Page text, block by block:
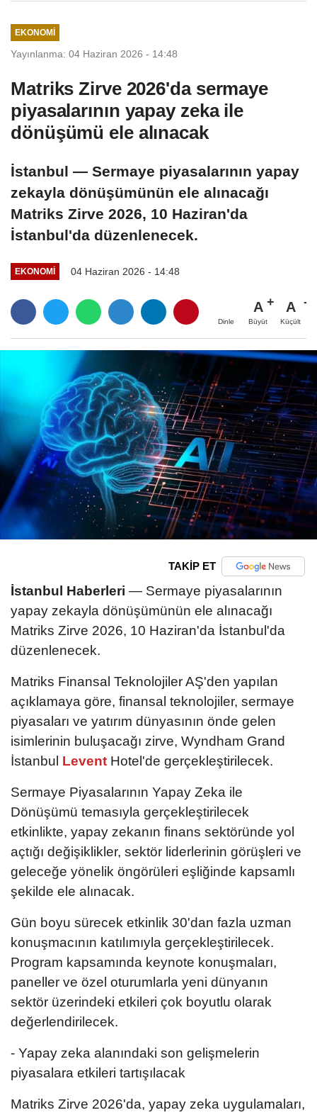
EKONOMI
Yayınlanma: 04 Haziran 2026 - 14:48
Matriks Zirve 2026'da sermaye
piyasalarının yapay zeka ile
dönüşümü ele alınacak
İstanbul — Sermaye piyasalarının yapay
zekayla dönüşümünün ele alınacağı
Matriks Zirve 2026, 10 Haziran'da
İstanbul'da düzenlenecek.
EKONOMI 04 Haziran 2026 - 14:48
Dinle
A
Büyüt
A
Küçült
TAKİP ET
İstanbul Haberleri — Sermaye piyasalarının
yapay zekayla dönüşümünün ele alınacağı
Matriks Zirve 2026, 10 Haziran'da İstanbul'da
düzenlenecek.
Matriks Finansal Teknolojiler AŞ'den yapılan
açıklamaya göre, finansal teknolojiler, sermaye
piyasaları ve yatırım dünyasının önde gelen
isimlerinin buluşacağı zirve, Wyndham Grand
İstanbul Levent Hotel'de gerçekleştirilecek.
Sermaye Piyasalarının Yapay Zeka ile
Dönüşümü temasıyla gerçekleştirilecek
etkinlikte, yapay zekanın finans sektöründe yol
açtığı değişiklikler, sektör liderlerinin görüşleri ve
geleceğe yönelik öngörüleri eşliğinde kapsamlı
şekilde ele alınacak.
Gün boyu sürecek etkinlik 30'dan fazla uzman
konuşmacının katılımıyla gerçekleştirilecek.
Program kapsamında keynote konuşmaları,
paneller ve özel oturumlarla yeni dünyanın
sektör üzerindeki etkileri çok boyutlu olarak
değerlendirilecek.
- Yapay zeka alanındaki son gelişmelerin
piyasalara etkileri tartışılacak
Matriks Zirve 2026'da, yapay zeka uygulamaları,